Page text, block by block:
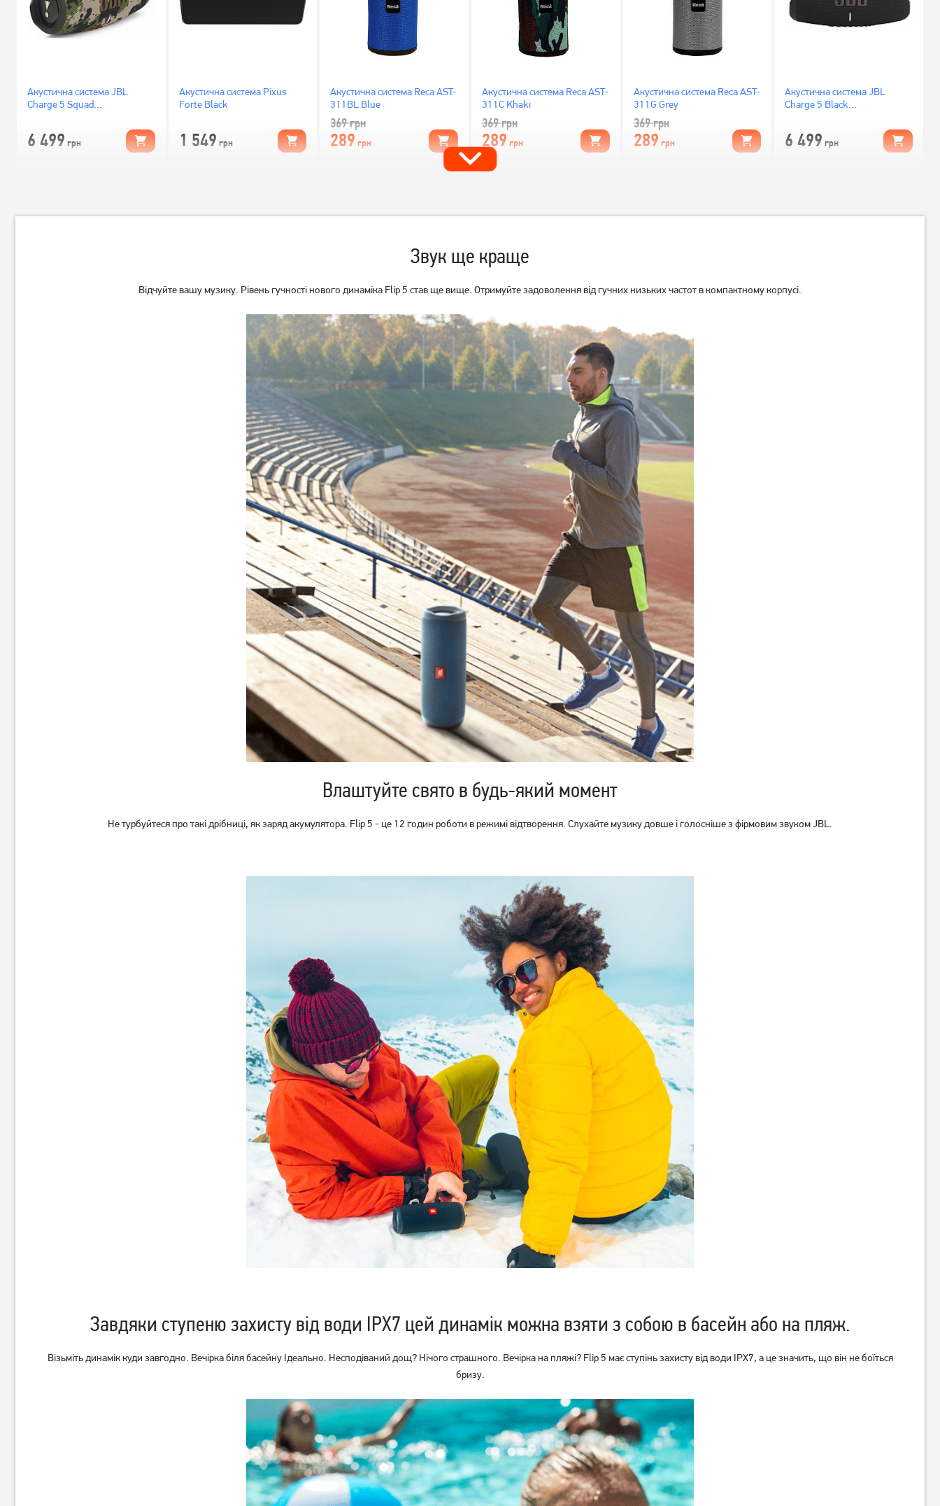
Акустична система JBL
Charge 5 Squad
6 499 грн
Акустична система Pixus
Forte Black
1 549 грн
Акустична система Reca AST-
311BL Blue
369грн
289 грн
Акустична система Reca AST-
311C Khaki
369грн
289 грн
Акустична система Reca AST-
311G Grey
369грн
289 грн
Акустична система JBL
Charge 5 Black
6 499 грн
Акустична система JBL
(JBLPARTYBOX710EU)
Акустична система Pixus Bar
Black (BAR15W)
1 249грн
Портативна колонка
LogicFox Bluetooth V3.0 LF-
BT100 white
1 199грн
959грн
Акустична система Edifier
IF200 White
2 579грн
2 059грн
Акустична система Hoco HC6
Акустична система HiFuture
Ripple 30W Black
(ripple.black.)
2 319грн
1 849грн
Акустична система HiFuture
Vocalist 300 Black
(vocalist300.black)
11 319грн
9 049грн
Акустична система Aspor
A668 Black
11 999грн
Звук ще краще
Відчуйте вашу музику. Рівень гучності нового динаміка Flip 5 став ще вище. Отримуйте задоволення від гучних низьких частот в компактному корпусі.
Влаштуйте свято в будь-який момент
Не турбуйтеся про такі дрібниці, як заряд акумулятора. Flip 5 - це 12 годин роботи в режимі відтворення. Слухайте музику довше і голосніше з фірмовим звуком JBL.
Завдяки ступеню захисту від води IPX7 цей динамік можна взяти з собою в басейн або на пляж.
Візьміть динамік куди завгодно. Вечірка біля басейну Ідеально. Несподіваний дощ? Нічого страшного. Вечірка на пляжі? Flip 5 має ступінь захисту від води IPX7, а це значить, що він не боїться
бризу.